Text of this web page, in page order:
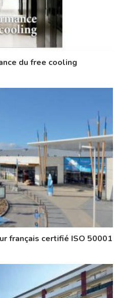
du free cooling
français certifié ISO 50001